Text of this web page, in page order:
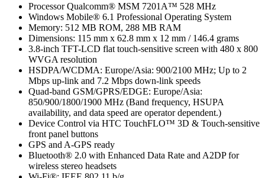
Processor Qualcomm® MSM 7201A™ 528 MHz
Windows Mobile® 6.1 Professional Operating System
Memory: 512 MB ROM, 288 MB RAM
Dimensions: 115 mm x 62.8 mm x 12 mm / 146.4 grams
3.8-inch TFT-LCD flat touch-sensitive screen with 480 x 800
WVGA resolution
HSDPA/WCDMA: Europe/Asia: 900/2100 MHz; Up to 2
Mbps up-link and 7.2 Mbps down-link speeds
Quad-band GSM/GPRS/EDGE: Europe/Asia:
850/900/1800/1900 MHz (Band frequency, HSUPA
availability, and data speed are operator dependent.)
Device Control via HTC TouchFLO™ 3D & Touch-sensitive
front panel buttons
GPS and A-GPS ready
Bluetooth® 2.0 with Enhanced Data Rate and A2DP for
wireless stereo headsets